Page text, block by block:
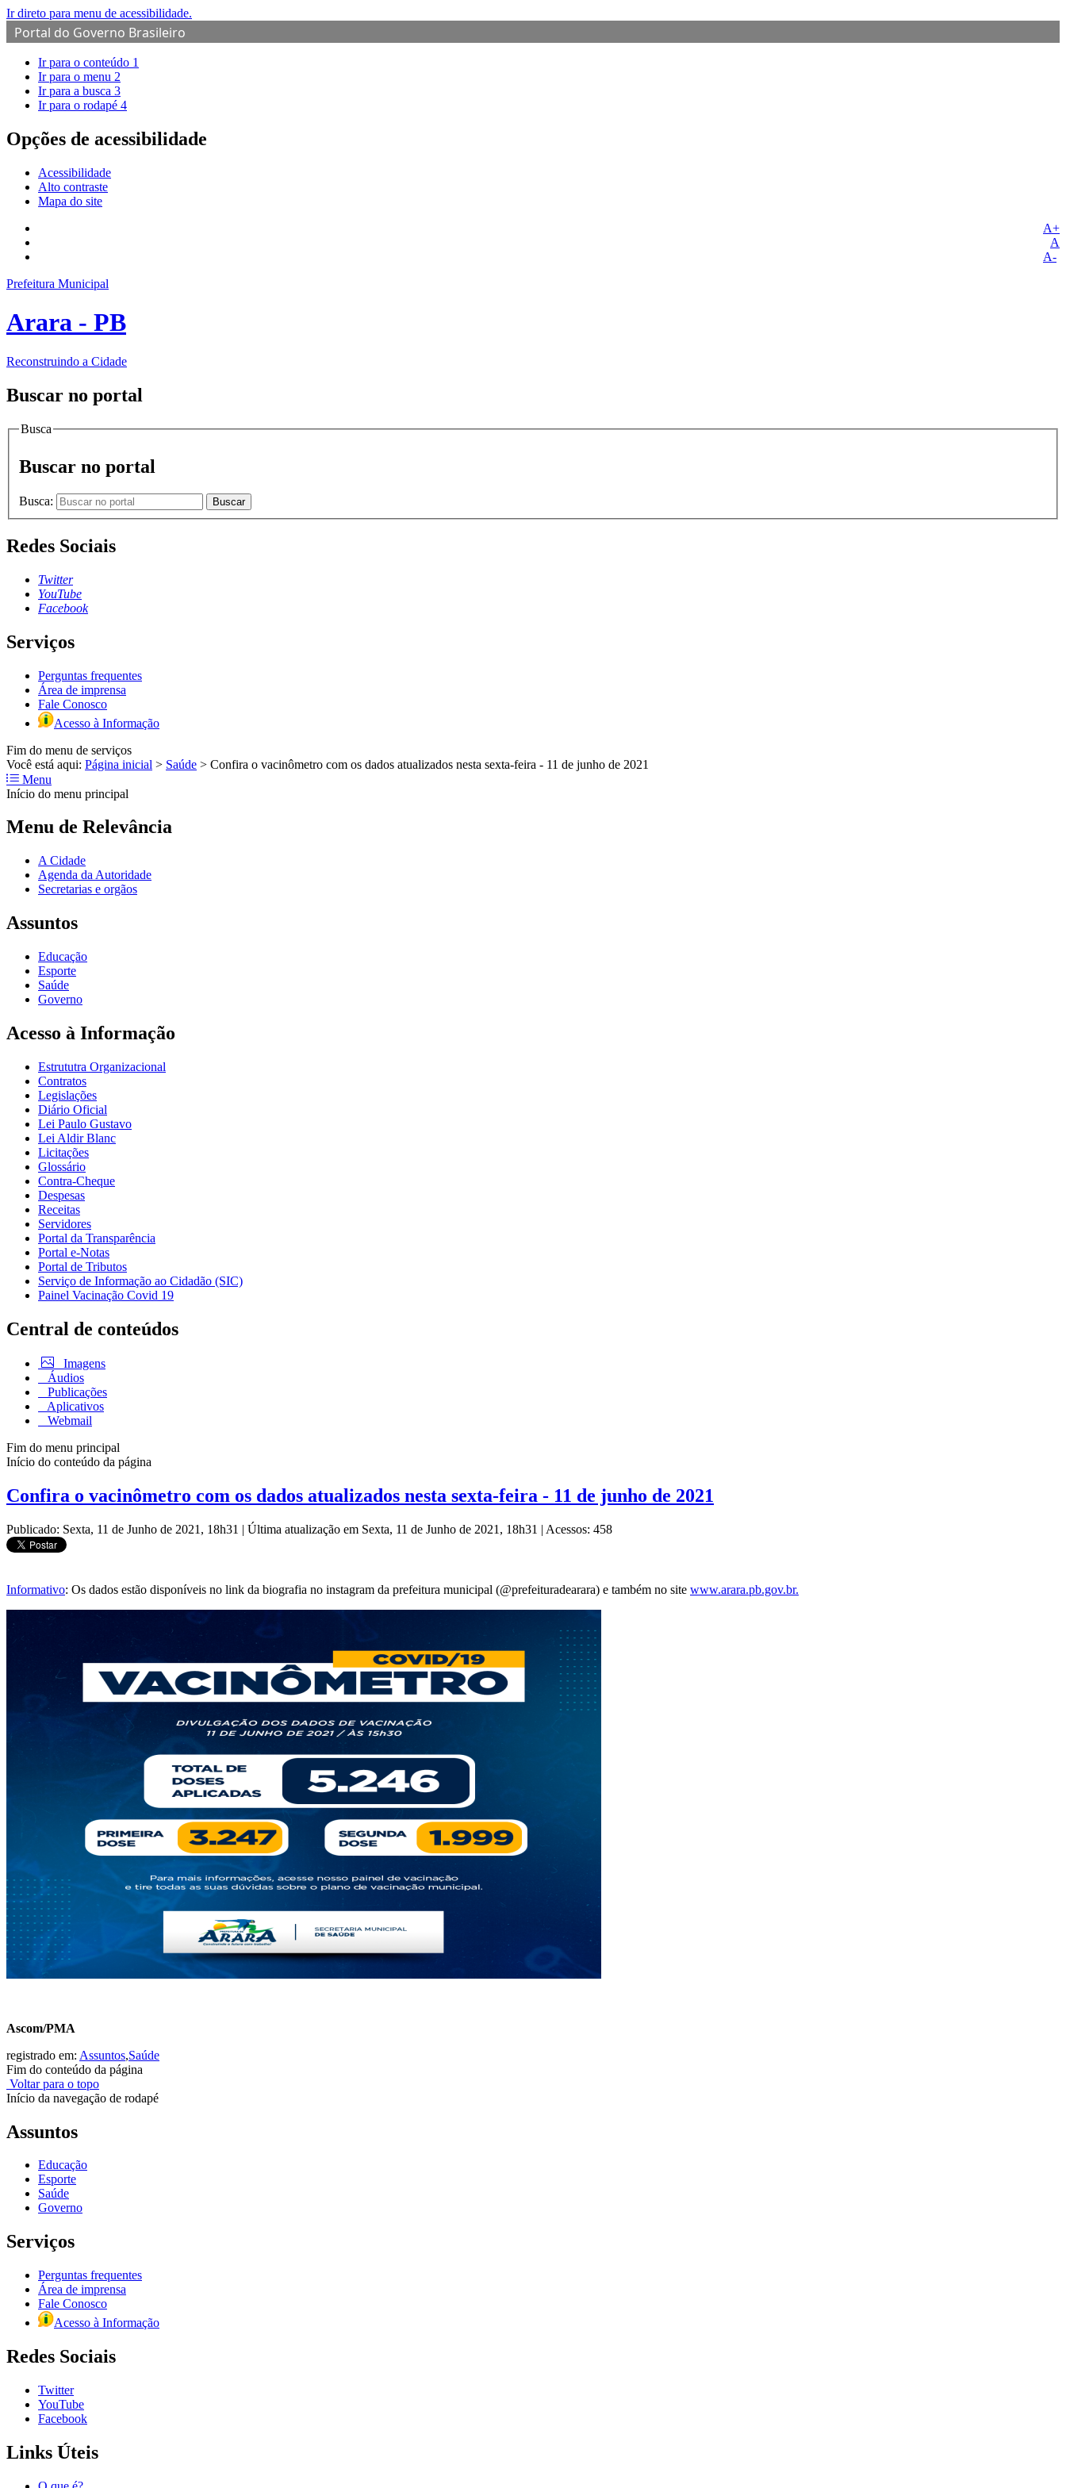
Ir direto para menu de acessibilidade.
Portal do Governo Brasileiro
Ir para o conteúdo 1
Ir para o menu 2
Ir para a busca 3
Ir para o rodapé 4
Opções de acessibilidade
Acessibilidade
Alto contraste
Mapa do site
A+
A
A-
Prefeitura Municipal
Arara - PB
Reconstruindo a Cidade
Buscar no portal
Busca
Buscar no portal
Busca: Buscar
Redes Sociais
Twitter
YouTube
Facebook
Serviços
Perguntas frequentes
Área de imprensa
Fale Conosco
Acesso à Informação
Fim do menu de serviços
Você está aqui: Página inicial > Saúde > Confira o vacinômetro com os dados atualizados nesta sexta-feira - 11 de junho de 2021
Menu
Início do menu principal
Menu de Relevância
A Cidade
Agenda da Autoridade
Secretarias e orgãos
Assuntos
Educação
Esporte
Saúde
Governo
Acesso à Informação
Estrututra Organizacional
Contratos
Legislações
Diário Oficial
Lei Paulo Gustavo
Lei Aldir Blanc
Licitações
Glossário
Contra-Cheque
Despesas
Receitas
Servidores
Portal da Transparência
Portal e-Notas
Portal de Tributos
Serviço de Informação ao Cidadão (SIC)
Painel Vacinação Covid 19
Central de conteúdos
Imagens
Áudios
Publicações
Aplicativos
Webmail
Fim do menu principal
Início do conteúdo da página
Confira o vacinômetro com os dados atualizados nesta sexta-feira - 11 de junho de 2021
Publicado: Sexta, 11 de Junho de 2021, 18h31 | Última atualização em Sexta, 11 de Junho de 2021, 18h31 | Acessos: 458
Informativo: Os dados estão disponíveis no link da biografia no instagram da prefeitura municipal (@prefeituradearara) e também no site www.arara.pb.gov.br.
Ascom/PMA
registrado em: Assuntos,Saúde
Fim do conteúdo da página
Voltar para o topo
Início da navegação de rodapé
Assuntos
Educação
Esporte
Saúde
Governo
Serviços
Perguntas frequentes
Área de imprensa
Fale Conosco
Acesso à Informação
Redes Sociais
Twitter
YouTube
Facebook
Links Úteis